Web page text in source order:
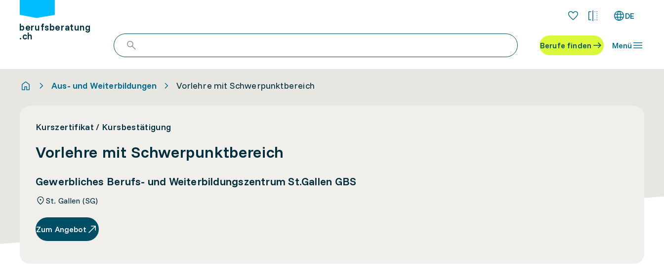
berufsberatung
.ch
DE
Berufe finden Menü
Aus- und Weiterbildungen Vorlehre mit Schwerpunktbereich
Kurszertifikat / Kursbestätigung
Vorlehre mit Schwerpunktbereich
Gewerbliches Berufs- und Weiterbildungszentrum St.Gallen GBS
St. Gallen (SG)
Zum Angebot